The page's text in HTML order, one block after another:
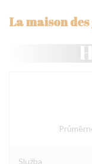
La maison
Služba